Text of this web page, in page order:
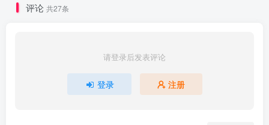
评论 共27条
请登录后发表评论
登录 注册